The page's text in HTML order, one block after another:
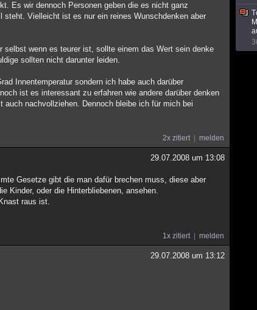
Es wir dennoch Personen geben die es nicht ganz
Vielleicht ist es nur ein reines Wunschdenken aber
wenn es teurer ist, sollte einem das Wert sein denke
sollten nicht darunter leiden.
Innentemperatur sondern ich habe auch darüber
ist es interessant zu erfahren wie andere darüber denken
nachvollziehen. Dennoch bleibe ich für mich bei
2x zitiert melden
29.07.2008 um 13:08
Gesetze gibt die man dafür brechen muss, diese aber
Kinder, oder die Hinterbliebenen, ansehen.
raus ist.
1x zitiert melden
29.07.2008 um 13:12